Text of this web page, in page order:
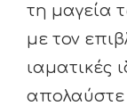
τη μαγεία
με τον
ιαματικές
απολαύστε